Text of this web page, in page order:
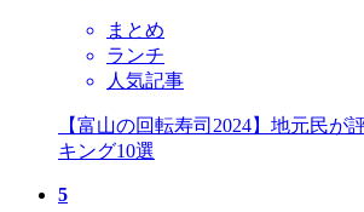
まとめ
ランチ
人気記事
【富山の回転寿司2024】地元民が
キング10選
5